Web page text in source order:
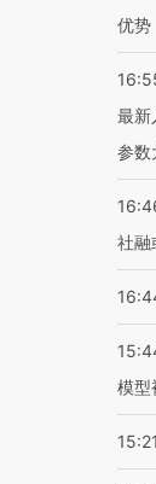
优势
最新
参数
社融
模型
15:21